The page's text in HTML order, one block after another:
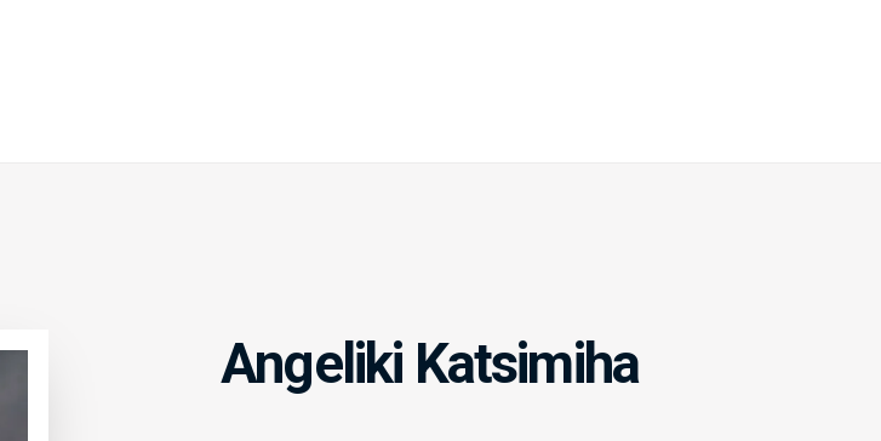
Angeliki Katsimiha